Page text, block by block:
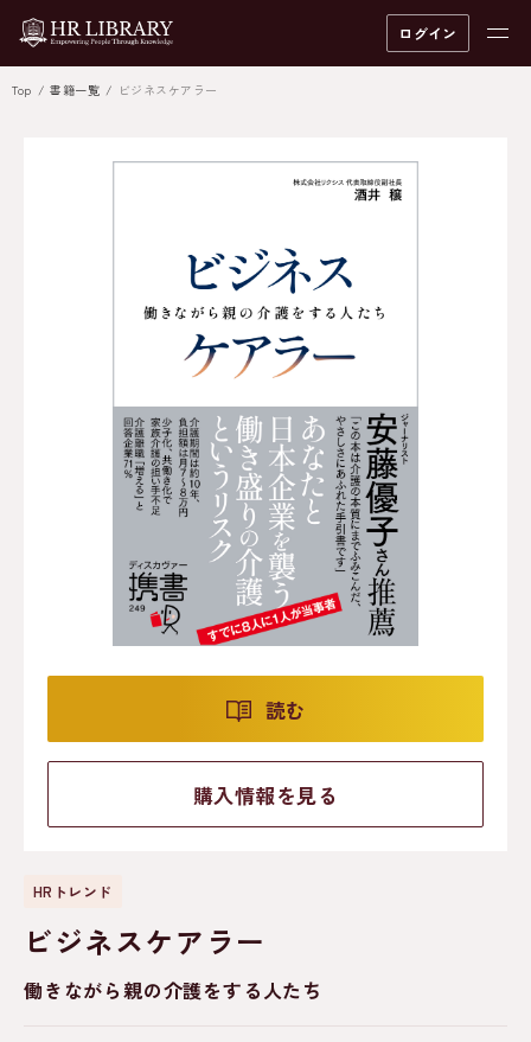
ログイン
Top 書籍一覧 ビジネスケアラー
読む
購入情報を見る
HRトレンド
ビジネスケアラー
働きながら親の介護をする人たち